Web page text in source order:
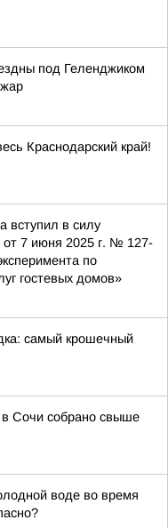
под Геленджиком
Краснодарский край!
вступил в силу
7 июня 2025 г. № 127-
по
гостевых домов»
самый крошечный
Сочи собрано свыше
воде во время